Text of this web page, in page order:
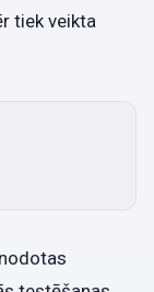
tiek veikta